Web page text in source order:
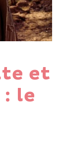
et
le